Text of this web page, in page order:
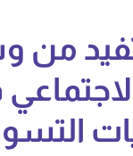
من